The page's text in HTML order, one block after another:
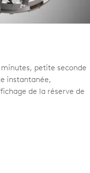
petite seconde
instantanée,
de la réserve de